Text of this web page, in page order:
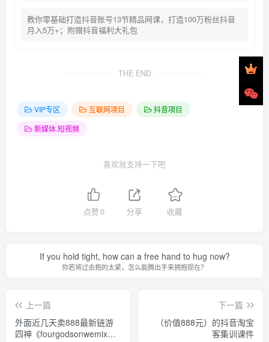
教你零基础打造抖音账号13节精品网课，打造100万粉丝抖音
月入5万+；附赠抖音福利大礼包
THE END
VIP专区 互联网项目
抖音项目
新媒体.短视频
喜欢就支持一下吧
点赞0 分享 收藏
If you hold tight, how can a free hand to hug now?
你若将过去抱的太紧，怎么能腾出手来拥抱现在？
上一篇
外面近几天卖888最新链游
四神《fourgodsonwemix》
下一篇
（价值888元）的抖音淘宝
客集训课件